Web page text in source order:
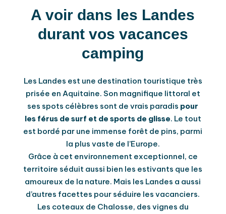
A voir dans les Landes
durant vos vacances
camping
Les Landes est une destination touristique très
prisée en Aquitaine. Son magnifique littoral et
ses spots célèbres sont de vrais paradis pour
les férus de surf et de sports de glisse. Le tout
est bordé par une immense forêt de pins, parmi
la plus vaste de l’Europe.
Grâce à cet environnement exceptionnel, ce
territoire séduit aussi bien les estivants que les
amoureux de la nature. Mais les Landes a aussi
d’autres facettes pour séduire les vacanciers.
Les coteaux de Chalosse, des vignes du